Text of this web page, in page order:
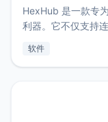
HexHub 是一款专
利器。它不仅支持
件间频繁切换，仅
软件